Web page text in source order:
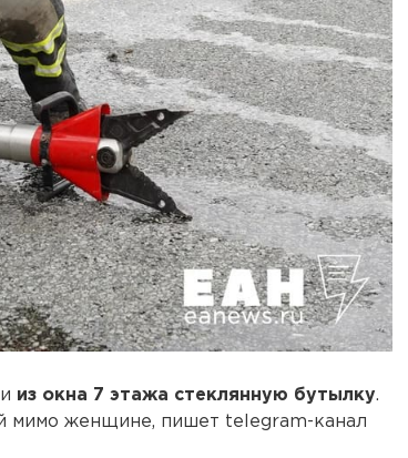
из окна 7 этажа стеклянную бутылку.
мимо женщине, пишет telegram-канал